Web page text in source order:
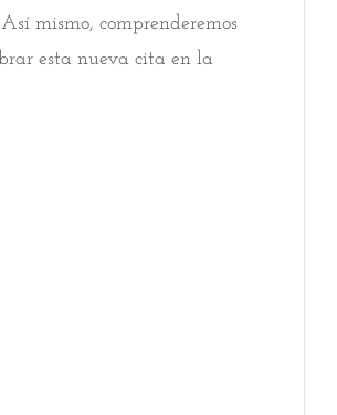
mismo, comprenderemos
esta nueva cita en la